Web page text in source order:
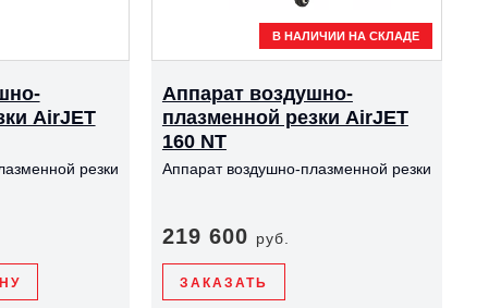
AirJET
резки
В НАЛИЧИИ НА СКЛАДЕ
Аппарат воздушно-
плазменной резки AirJET
160 NT
Аппарат воздушно-плазменной резки
219 600 руб.
ЗАКАЗАТЬ